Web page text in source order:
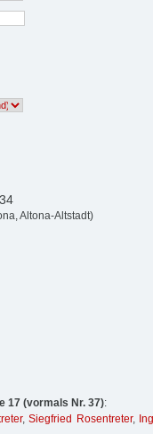
Altona-Altstadt)
17 (vormals Nr. 37):
, Siegfried Rosentreter,